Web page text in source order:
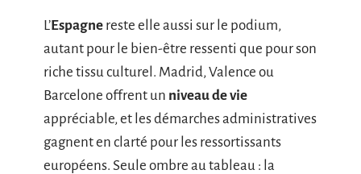
L’Espagne reste elle aussi sur le podium,
autant pour le bien-être ressenti que pour son
riche tissu culturel. Madrid, Valence ou
Barcelone offrent un niveau de vie
appréciable, et les démarches administratives
gagnent en clarté pour les ressortissants
européens. Seule ombre au tableau : la